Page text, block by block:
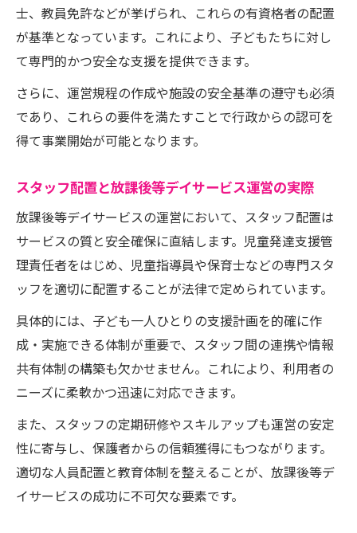
士、教員免許などが挙げられ、これらの有資格者の配置
が基準となっています。これにより、子どもたちに対し
て専門的かつ安全な支援を提供できます。
さらに、運営規程の作成や施設の安全基準の遵守も必須
であり、これらの要件を満たすことで行政からの認可を
得て事業開始が可能となります。
スタッフ配置と放課後等デイサービス運営の実際
放課後等デイサービスの運営において、スタッフ配置は
サービスの質と安全確保に直結します。児童発達支援管
理責任者をはじめ、児童指導員や保育士などの専門スタ
ッフを適切に配置することが法律で定められています。
具体的には、子ども一人ひとりの支援計画を的確に作
成・実施できる体制が重要で、スタッフ間の連携や情報
共有体制の構築も欠かせません。これにより、利用者の
ニーズに柔軟かつ迅速に対応できます。
また、スタッフの定期研修やスキルアップも運営の安定
性に寄与し、保護者からの信頼獲得にもつながります。
適切な人員配置と教育体制を整えることが、放課後等デ
イサービスの成功に不可欠な要素です。